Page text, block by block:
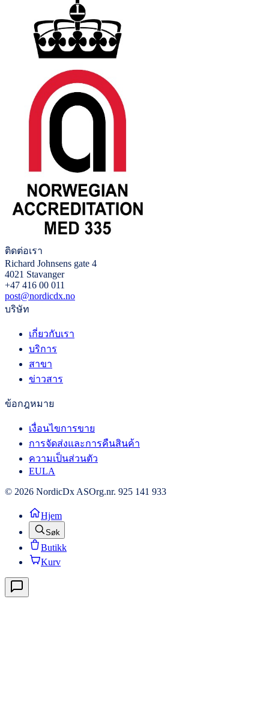
ติดต่อเรา
Richard Johnsens gate 4
4021 Stavanger
+47 416 00 011
post@nordicdx.no
บริษัท
เกี่ยวกับเรา
บริการ
สาขา
ข่าวสาร
ข้อกฎหมาย
เงื่อนไขการขาย
การจัดส่งและการคืนสินค้า
ความเป็นส่วนตัว
EULA
© 2026 NordicDx ASOrg.nr. 925 141 933
Hjem
Søk
Butikk
Kurv